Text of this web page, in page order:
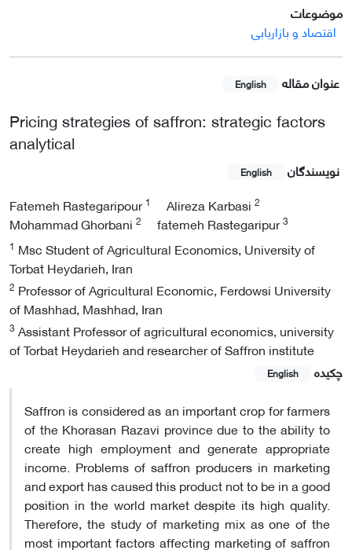
موضوعات
اقتصاد و بازاریابی
عنوان مقاله English
Pricing strategies of saffron: strategic factors
analytical
نویسندگان English
Fatemeh Rastegaripour1 Alireza Karbasi 2
Mohammad Ghorbani 2 fatemeh Rastegaripur3
1 Msc Student of Agricultural Economics, University of
Torbat Heydarieh, Iran
2 Professor of Agricultural Economic, Ferdowsi University
of Mashhad, Mashhad, Iran
3 Assistant Professor of agricultural economics, university
of Torbat Heydarieh and researcher of Saffron institute
چکیده
English
Saffron is considered as an important crop for farmers
of the Khorasan Razavi province due to the ability to
create high employment and generate appropriate
income. Problems of saffron producers in marketing
and export has caused this product not to be in a good
position in the world market despite its high quality.
Therefore, the study of marketing mix as one of the
most important factors affecting marketing of saffron